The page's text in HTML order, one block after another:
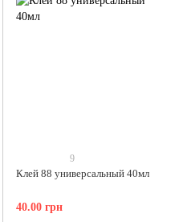
9
Клей 88 универсальный 40мл
40.00 грн